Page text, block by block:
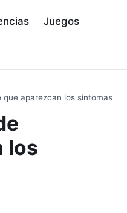
Juegos
aparezcan los síntomas
los